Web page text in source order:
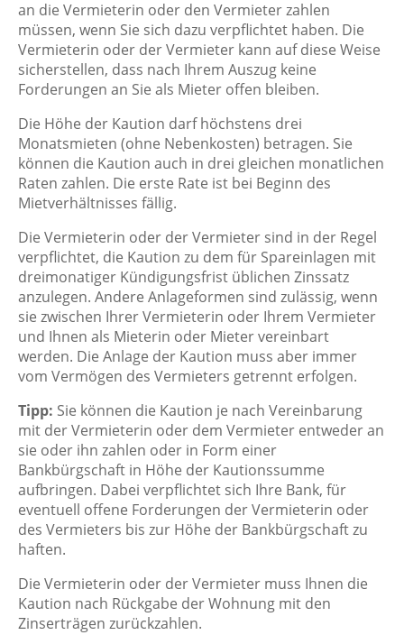
an die Vermieterin oder den Vermieter zahlen
müssen, wenn Sie sich dazu verpflichtet haben. Die
Vermieterin oder der Vermieter kann auf diese Weise
sicherstellen, dass nach Ihrem Auszug keine
Forderungen an Sie als Mieter offen bleiben.
Die Höhe der Kaution darf höchstens drei
Monatsmieten (ohne Nebenkosten) betragen. Sie
können die Kaution auch in drei gleichen monatlichen
Raten zahlen. Die erste Rate ist bei Beginn des
Mietverhältnisses fällig.
Die Vermieterin oder der Vermieter sind in der Regel
verpflichtet, die Kaution zu dem für Spareinlagen mit
dreimonatiger Kündigungsfrist üblichen Zinssatz
anzulegen. Andere Anlageformen sind zulässig, wenn
sie zwischen Ihrer Vermieterin oder Ihrem Vermieter
und Ihnen als Mieterin oder Mieter vereinbart
werden. Die Anlage der Kaution muss aber immer
vom Vermögen des Vermieters getrennt erfolgen.
Tipp: Sie können die Kaution je nach Vereinbarung
mit der Vermieterin oder dem Vermieter entweder an
sie oder ihn zahlen oder in Form einer
Bankbürgschaft in Höhe der Kautionssumme
aufbringen. Dabei verpflichtet sich Ihre Bank, für
eventuell offene Forderungen der Vermieterin oder
des Vermieters bis zur Höhe der Bankbürgschaft zu
haften.
Die Vermieterin oder der Vermieter muss Ihnen die
Kaution nach Rückgabe der Wohnung mit den
Zinserträgen zurückzahlen.